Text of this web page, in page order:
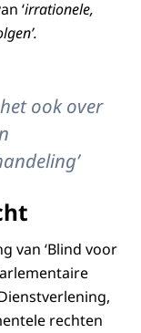
‘irrationele,
ook over
van ‘Blind voor
rechten